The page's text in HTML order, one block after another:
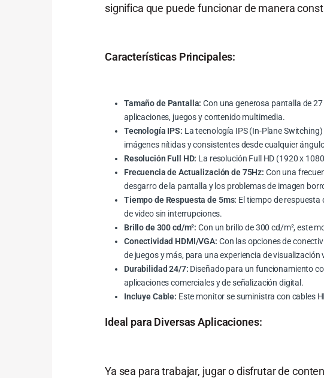
significa que puede funcionar de manera
Características Principales:
Tamaño de Pantalla: Con una generosa pantalla de
aplicaciones, juegos y contenido multimedia.
Tecnología IPS: La tecnología IPS (In-Plane
imágenes nítidas y consistentes desde cualquier
Resolución Full HD: La resolución Full HD (1920 x
Frecuencia de Actualización de 75Hz: Con una
desgarro de la pantalla y los problemas de imagen
Tiempo de Respuesta de 5ms: El tiempo de
de video sin interrupciones.
Brillo de 300 cd/m²: Con un brillo de 300 cd/m², este
Conectividad HDMI/VGA: Con las opciones de
de juegos y más, para una experiencia de visualización
Durabilidad 24/7: Diseñado para un funcionamiento
aplicaciones comerciales y de señalización digital.
Incluye Cable: Este monitor se suministra con cables
Ideal para Diversas Aplicaciones:
Ya sea para trabajar, jugar o disfrutar de